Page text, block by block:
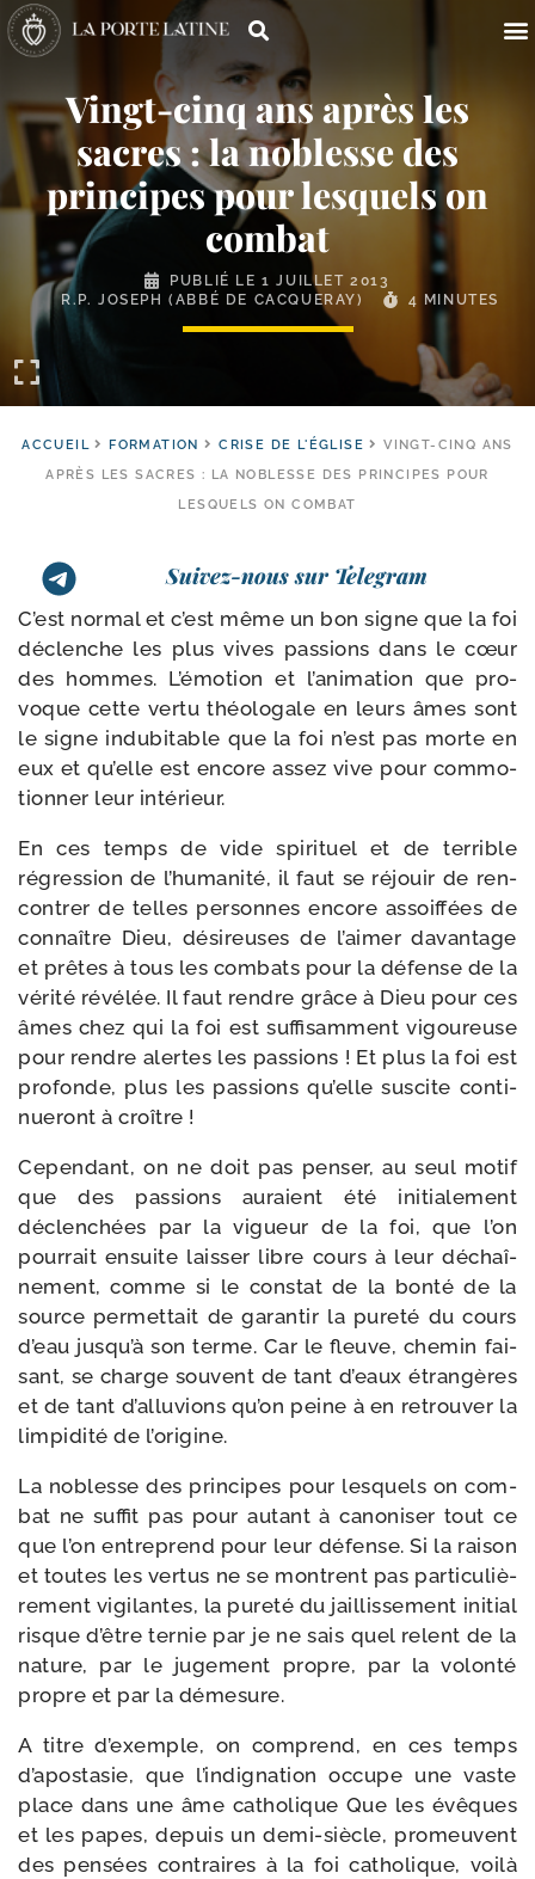
Vingt-​cinq ans après les
sacres : la noblesse des
principes pour lesquels on
combat
PUBLIÉ LE1 JUILLET 2013
R.P. JOSEPH (ABBÉ DE CACQUERAY)
4 MINUTES
ACCUEIL FORMATION CRISE DE L'ÉGLISE
VINGT-CINQ ANS
APRÈS LES SACRES : LA NOBLESSE DES PRINCIPES POUR
LESQUELS ON COMBAT
Suivez-nous sur Telegram
C’est nor­mal et c’est même un bon signe que la foi
déclenche les plus vives pas­sions dans le cœur
des hommes. L’émotion et l’a­ni­ma­tion que pro­
voque cette ver­tu théo­lo­gale en leurs âmes sont
le signe indu­bi­table que la foi n’est pas morte en
eux et qu’elle est encore assez vive pour com­mo­
tion­ner leur intérieur.
En ces temps de vide spi­ri­tuel et de ter­rible
régres­sion de l’hu­ma­ni­té, il faut se réjouir de ren­
con­trer de telles per­sonnes encore assoif­fées de
connaître Dieu, dési­reuses de l’ai­mer davan­tage
et prêtes à tous les com­bats pour la défense de la
véri­té révé­lée. Il faut rendre grâce à Dieu pour ces
âmes chez qui la foi est suf­fi­sam­ment vigou­reuse
pour rendre alertes les pas­sions ! Et plus la foi est
pro­fonde, plus les pas­sions qu’elle sus­cite conti­
nue­ront à croître !
Cependant, on ne doit pas pen­ser, au seul motif
que des pas­sions auraient été ini­tia­le­ment
déclen­chées par la vigueur de la foi, que l’on
pour­rait ensuite lais­ser libre cours à leur déchaî­
ne­ment, comme si le constat de la bon­té de la
source per­met­tait de garan­tir la pure­té du cours
d’eau jus­qu’à son terme. Car le fleuve, che­min fai­
sant, se charge sou­vent de tant d’eaux étran­gères
et de tant d’al­lu­vions qu’on peine à en retrou­ver la
lim­pi­di­té de l’origine.
La noblesse des prin­cipes pour les­quels on com­
bat ne suf­fit pas pour autant à cano­ni­ser tout ce
que l’on entre­prend pour leur défense. Si la rai­son
et toutes les ver­tus ne se montrent pas par­ti­cu­liè­
re­ment vigi­lantes, la pure­té du jaillis­se­ment ini­tial
risque d’être ter­nie par je ne sais quel relent de la
nature, par le juge­ment propre, par la volon­té
propre et par la démesure.
A titre d’exemple, on com­prend, en ces temps
d’a­po­sta­sie, que l’in­di­gna­tion occupe une vaste
place dans une âme catho­lique Que les évêques
et les papes, depuis un demi-​siècle, pro­meuvent
des pen­sées contraires à la foi catho­lique, voi­là